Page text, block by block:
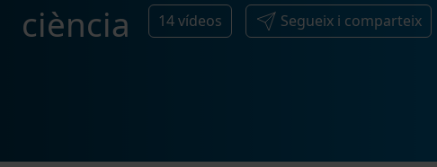
ciència 14vídeos Segueix i comparteix